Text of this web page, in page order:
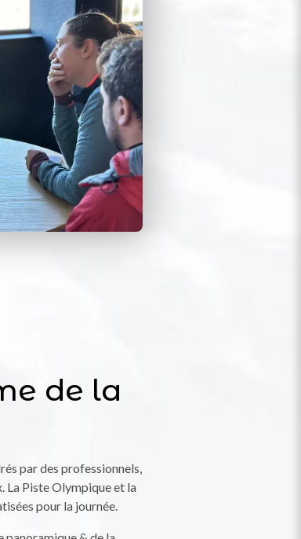
de la
par des professionnels,
La Piste Olympique et la
pour la journée.